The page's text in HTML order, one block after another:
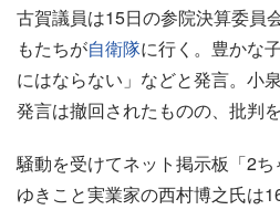
古賀議員は15日の参院決算委員
もたちが自衛隊に行く。豊かな
にはならない」などと発言。小
発言は撤回されたものの、批判
騒動を受けてネット掲示板「2
ゆきこと実業家の西村博之氏は